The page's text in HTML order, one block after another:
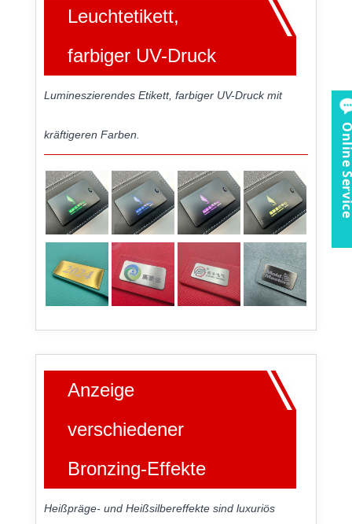
Leuchtetikett,
farbiger UV-Druck
Lumineszierendes Etikett, farbiger UV-Druck mit
kräftigeren Farben.
Anzeige
verschiedener
Bronzing-Effekte
Heißpräge- und Heißsilbereffekte sind luxuriös